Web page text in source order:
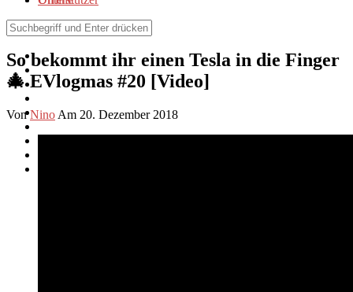
Elektromobilität
So bekommt ihr einen Tesla in die Finger
🎄 EVlogmas #20 [Video]
VonNino Am 20. Dezember 2018